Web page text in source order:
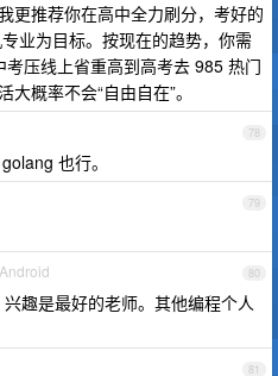
更推荐你在高中全力刷分，考好的
业为目标。按现在的趋势，你需
压线上省重高到高考去 985 热门
概率不会“自由自在”。
78
也行。
79
80
趣是最好的老师。其他编程个人
81